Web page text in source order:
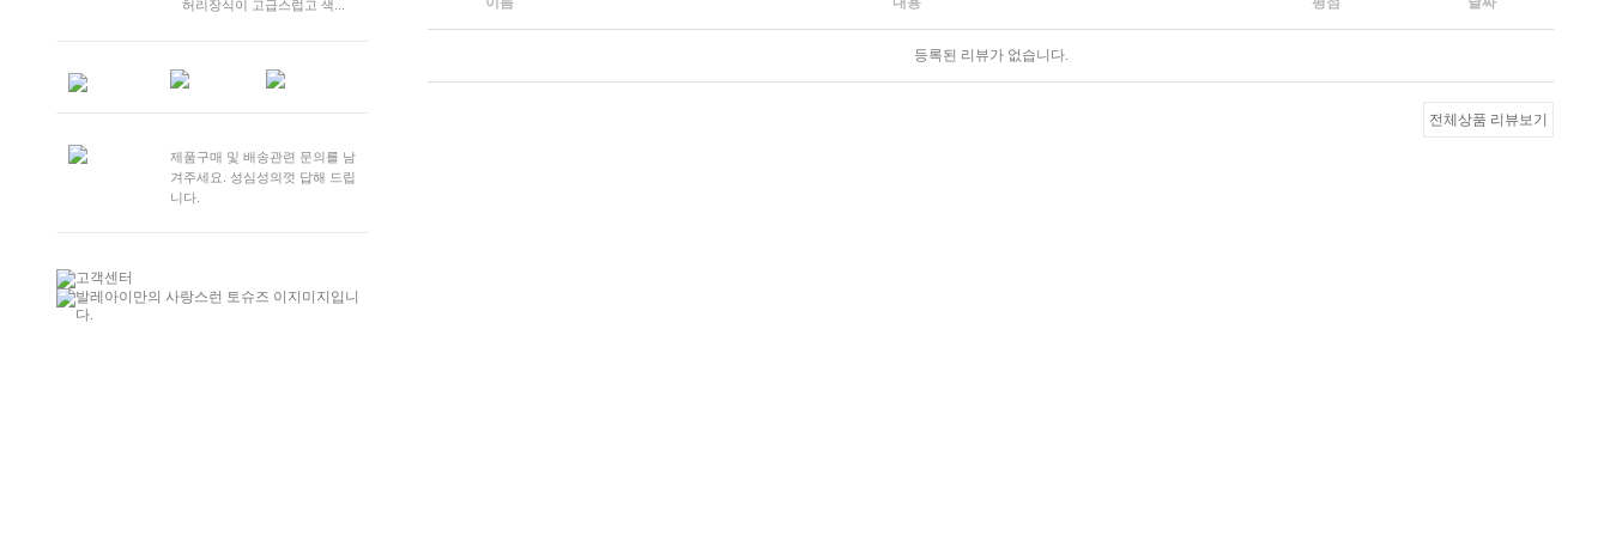
허리장식이 고급스럽고 색...
제품구매 및 배송관련 문의를 남
겨주세요. 성심성의껏 답해 드립
니다.
등록된 리뷰가 없습니다.
전체상품 리뷰보기